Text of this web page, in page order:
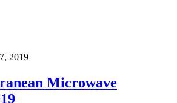
2019
Microwave